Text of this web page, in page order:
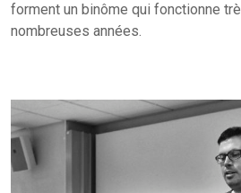
forment un binôme qui fonctionne
nombreuses années.